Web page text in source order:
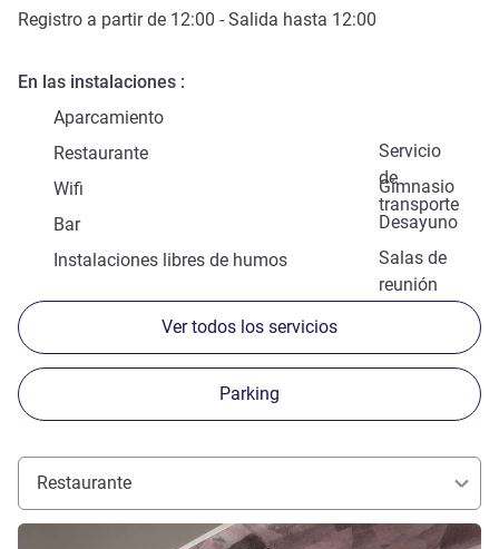
Registro a partir de 12:00 - Salida hasta 12:00
En las instalaciones
Aparcamiento
Servicio
de
transporte
Restaurante
Gimnasio
Wifi
Desayuno
Bar
Salas de
reunión
Instalaciones libres de humos
Ver todos los servicios
Parking
Restaurante
Más información